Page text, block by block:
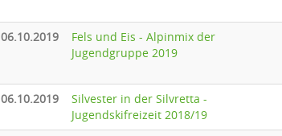
06.10.2019
Fels und Eis - Alpinmix der
Jugendgruppe 2019
06.10.2019
Silvester in der Silvretta -
Jugendskifreizeit 2018/19